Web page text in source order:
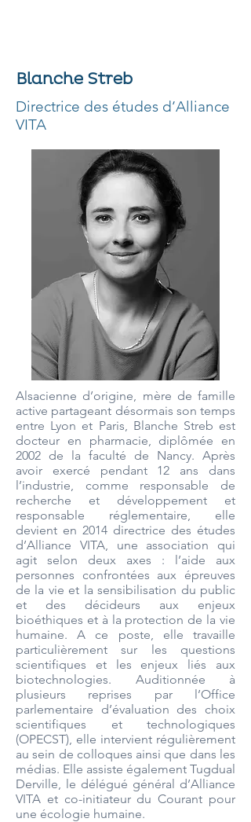
Blanche Streb
Directrice des études d’Alliance
VITA
Alsacienne d’origine, mère de famille
active partageant désormais son temps
entre Lyon et Paris, Blanche Streb est
docteur en pharmacie, diplômée en
2002 de la faculté de Nancy. Après
avoir exercé pendant 12 ans dans
l’industrie, comme responsable de
recherche et développement et
responsable réglementaire, elle
devient en 2014 directrice des études
d’Alliance VITA, une association qui
agit selon deux axes : l’aide aux
personnes confrontées aux épreuves
de la vie et la sensibilisation du public
et des décideurs aux enjeux
bioéthiques et à la protection de la vie
humaine. A ce poste, elle travaille
particulièrement sur les questions
scientifiques et les enjeux liés aux
biotechnologies. Auditionnée à
plusieurs reprises par l’Office
parlementaire d’évaluation des choix
scientifiques et technologiques
(OPECST), elle intervient régulièrement
au sein de colloques ainsi que dans les
médias. Elle assiste également Tugdual
Derville, le délégué général d’Alliance
VITA et co-initiateur du Courant pour
une écologie humaine.